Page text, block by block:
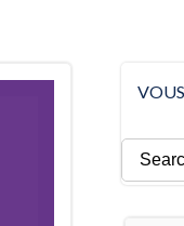
Search
for: